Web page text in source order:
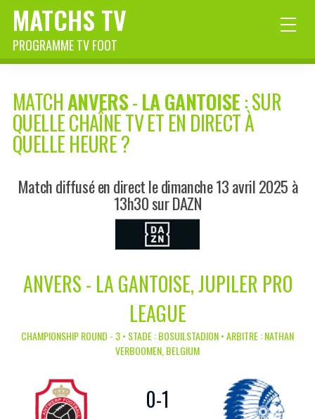
MATCHS TV
PROGRAMME TV FOOT
MATCHANVERS-LA GANTOISE: SUR
QUELLE CHAÎNE TV ET EN DIRECT À
QUELLE HEURE ?
Match diffusé en direct le dimanche 13 avril 2025 à
13h30 sur DAZN
ANVERS - LA GANTOISE, JUPILER PRO
LEAGUE
CHAMPIONSHIP ROUND - 3 • STADE : BOSUILSTADION • ARBITRE : NATHAN
VERBOOMEN, BELGIUM
0-1